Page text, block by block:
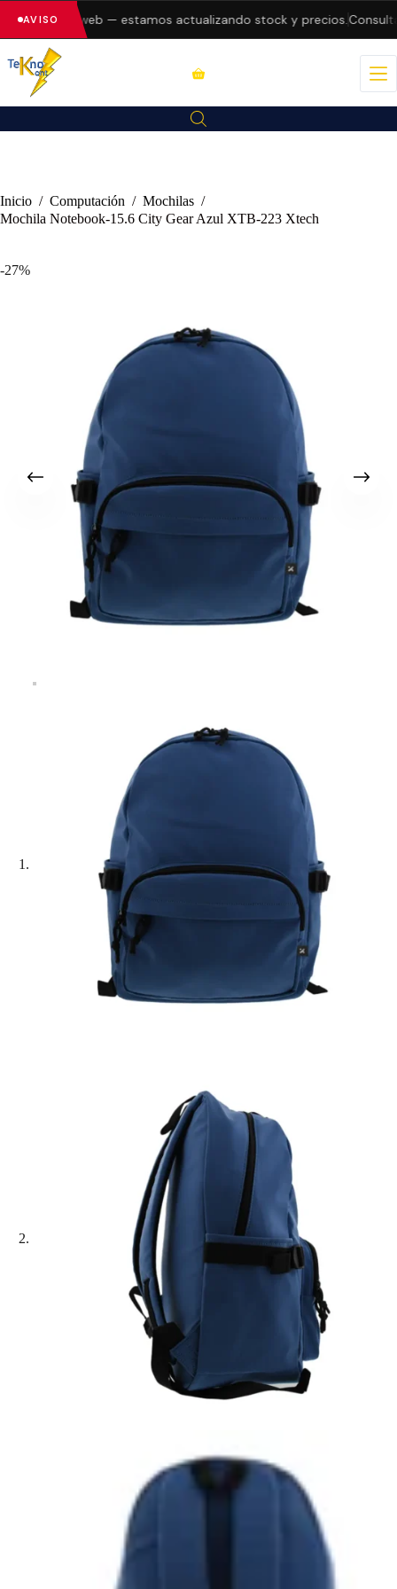
AVISO
en la web — estamos actualizando stock y precios.Consulta
Inicio / Computación / Mochilas /
Mochila Notebook-15.6 City Gear Azul XTB-223 Xtech
-27%